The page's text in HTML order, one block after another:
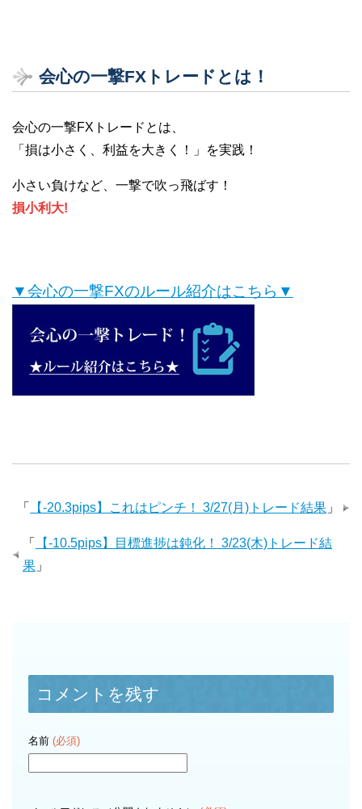
会心の一撃FXトレードとは！
会心の一撃FXトレードとは、
「損は小さく、利益を大きく！」を実践！
小さい負けなど、一撃で吹っ飛ばす！
損小利大!
▼会心の一撃FXのルール紹介はこちら▼
「 【-20.3pips】これはピンチ！ 3/27(月)トレード結果 」
「
【-10.5pips】目標進捗は鈍化！ 3/23(木)トレード結
果 」
コメントを残す
名前 (必須)